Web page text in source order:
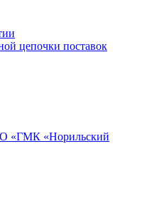
цепочки поставок
«ГМК «Норильский